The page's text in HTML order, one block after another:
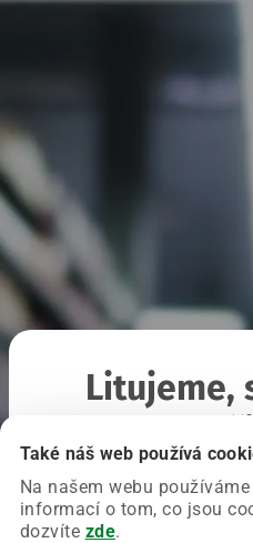
Také náš web používá
Na našem webu
informací o tom, co jsou
dozvíte zde.
Litujeme,
Chyba nastala na naší
Zkuste prosím znovu